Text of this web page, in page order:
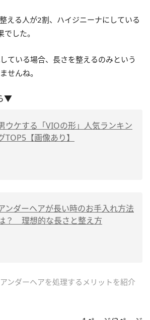
える人が2割、ハイジニーナにしている
した。
ている場合、長さを整えるのみという
せんね。
▼
ウケする「VIOの形」人気ランキン
TOP5【画像あり】
ンダーヘアが長い時のお手入れ方法
？ 理想的な長さと整え方
ンダーヘアを処理するメリットを紹介